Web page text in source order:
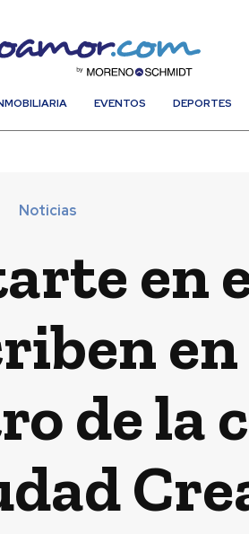
EVENTOS DEPORTES
Noticias
en
de la